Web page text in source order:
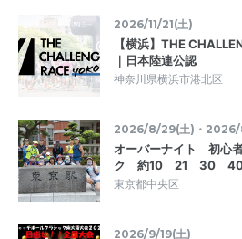
2026/11/21(土)
【横浜】THE
｜日本陸連公認
神奈川県横浜市港北区
2026/8/29(土)・
オーバーナイト 初心
ク 約10 21 30 40
東京都中央区
2026/9/19(土)